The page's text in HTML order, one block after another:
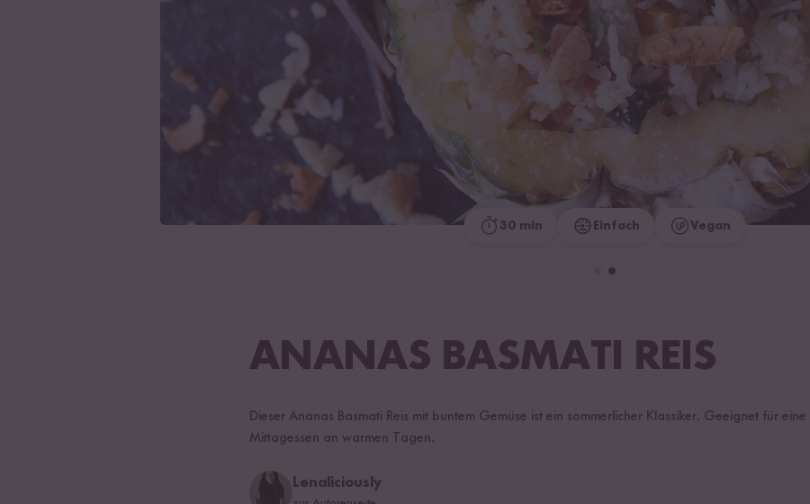
30 min Einfach Vegan
ANANAS BASMATI REIS
Dieser Ananas Basmati Reis mit buntem Gemüse ist ein sommerlicher Klassiker. Geeignet für
Mittagessen an warmen Tagen.
Lenaliciously